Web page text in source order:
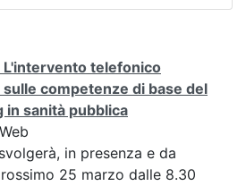
L'intervento telefonico
competenze di base del
in sanità pubblica
in presenza e da
25 marzo dalle 8.30